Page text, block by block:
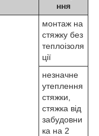
ння
монтаж на
стяжку без
теплоізоля
ції
незначне
утеплення
стяжки,
стяжка від
забудовни
ка на 2